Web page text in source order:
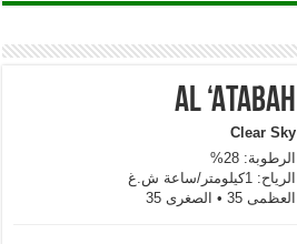
Al ‘Atabah
Clear Sky
الرطوبة: 28%
الرياح: 1كيلومتر/ساعة ش.غ
العظمى 35 • الصغرى 35